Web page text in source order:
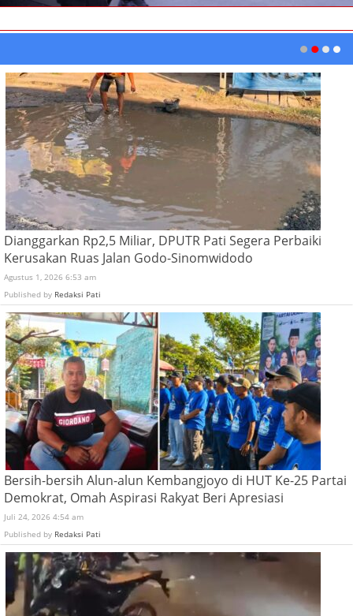
Dianggarkan Rp2,5 Miliar, DPUTR Pati Segera Perbaiki
Kerusakan Ruas Jalan Godo-Sinomwidodo
Agustus 1, 2026 6:53 am
Published by Redaksi Pati
Bersih-bersih Alun-alun Kembangjoyo di HUT Ke-25 Partai
Demokrat, Omah Aspirasi Rakyat Beri Apresiasi
Juli 24, 2026 4:54 am
Published by Redaksi Pati